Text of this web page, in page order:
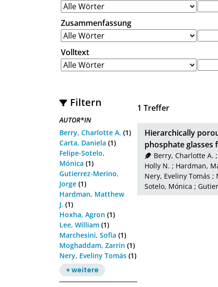
Zusammenfassung
Volltext
Filtern
AUTOR*IN
Berry, Charlotte A. (1)
Carta, Daniela (1)
Felipe-Sotelo,
Mónica (1)
Gutierrez-Merino,
Jorge (1)
Hardman, Matthew
J. (1)
Hoxha, Agron (1)
Lee, William (1)
Marchesini, Sofia (1)
Moghaddam, Zarrin (1)
Nery, Eveliny Tomás (1)
+ weitere
1 Treffer
Hierarchically
phosphate
Berry, Charlotte A.
Holly N. ; Hardman,
Nery, Eveliny Tomás ;
Sotelo, Mónica ;